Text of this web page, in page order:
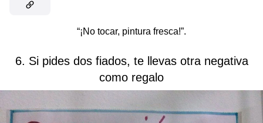
“¡No tocar, pintura fresca!”.
6. Si pides dos fiados, te llevas otra negativa
como regalo